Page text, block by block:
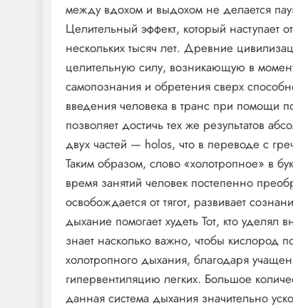
между вдохом и выдохом не делается
Целительный эффект, который наступает
нескольких тысяч лет. Древние
целительную силу, возникающую в
самопознания и обретения сверх
введения человека в транс при помощи
позволяет достичь тех же результатов
двух частей — holos, что в переводе с
Таким образом, слово «холотропное» в
время занятий человек постепенно
освобождается от тягот, развивает
дыхание помогает худеть Тот, кто
знает насколько важно, чтобы кислород
холотропного дыхания, благодаря
гипервентиляцию легких. Большое
данная система дыхания значительно